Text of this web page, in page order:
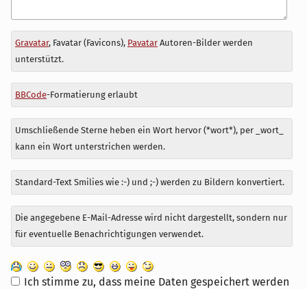
Antwort
zu
Gravatar, Favatar (Favicons), PavatarAutoren-Bilder werden
unterstützt.
BBCode-Formatierung erlaubt
Umschließende Sterne heben ein Wort hervor (*wort*), per _wort_
kann ein Wort unterstrichen werden.
Standard-Text Smilies wie :-) und ;-) werden zu Bildern konvertiert.
Die angegebene E-Mail-Adresse wird nicht dargestellt, sondern nur
für eventuelle Benachrichtigungen verwendet.
Ich stimme zu, dass meine Daten gespeichert werden